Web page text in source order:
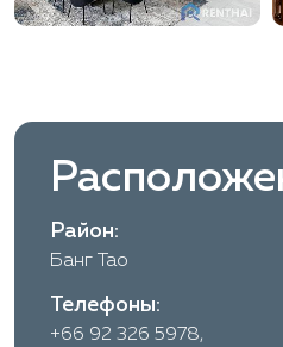
Район:
Банг Тао
Телефоны:
+66 92 326 5978,